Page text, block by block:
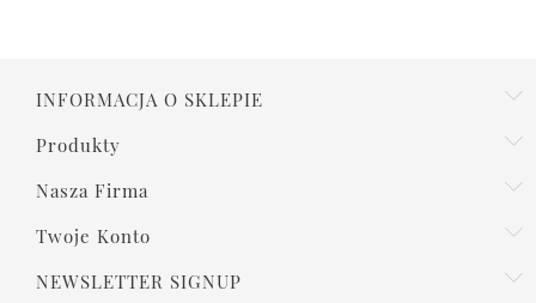
INFORMACJA O SKLEPIE
Produkty
Nasza Firma
Twoje Konto
NEWSLETTER SIGNUP